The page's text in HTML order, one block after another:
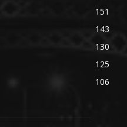
151
143
130
125
106